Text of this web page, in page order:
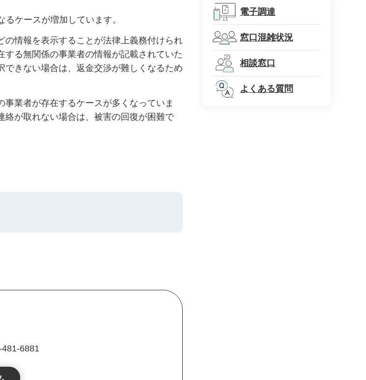
ケースが増加しています。
情報を表示することが法律上義務付けられ
る無関係の事業者の情報が記載されていた
できない場合は、返金交渉が難しくなるため
業者が存在するケースが多くなっていま
が取れない場合は、被害の回復が困難で
6881
電子調達
窓口混雑状況
相談窓口
よくある質問